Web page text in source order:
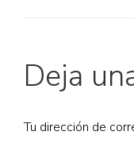
Deja
Tu dirección de